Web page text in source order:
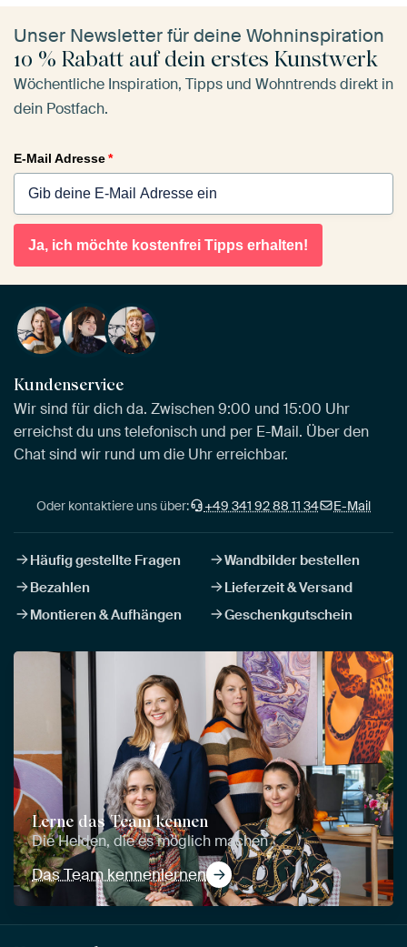
Unser Newsletter für deine Wohninspiration
10 % Rabatt auf dein erstes Kunstwerk
Wöchentliche Inspiration, Tipps und Wohntrends direkt in
dein Postfach.
E-Mail Adresse*
Ja, ich möchte kostenfrei Tipps erhalten!
Kundenservice
Wir sind für dich da. Zwischen 9:00 und 15:00 Uhr
erreichst du uns telefonisch und per E-Mail. Über den
Chat sind wir rund um die Uhr erreichbar.
Oder kontaktiere uns über: +49 341 92 88 11 34 E-Mail
Häufig gestellte Fragen
Wandbilder bestellen
Bezahlen
Lieferzeit & Versand
Montieren & Aufhängen
Geschenkgutschein
Lerne das Team kennen
Die Helden, die es möglich machen
Das Team kennenlernen